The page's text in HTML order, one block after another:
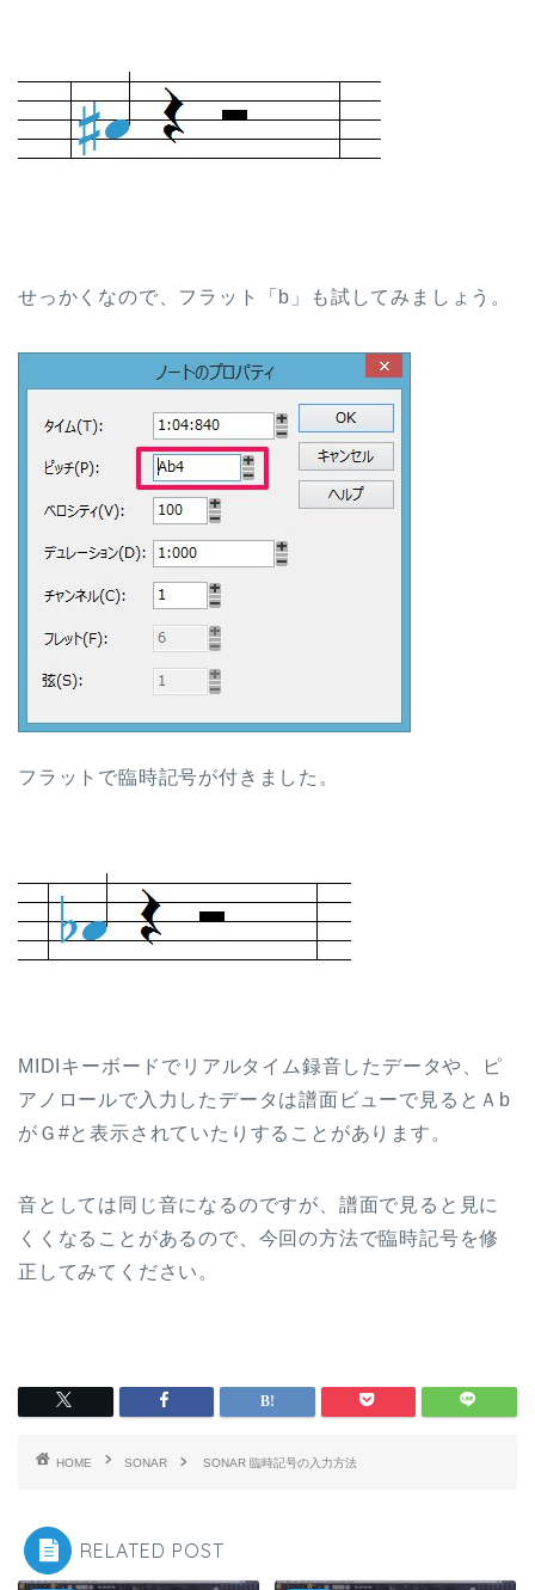
せっかくなので、フラット「b」も試してみましょう。
フラットで臨時記号が付きました。
MIDIキーボードでリアルタイム録音したデータや、ピ
アノロールで入力したデータは譜面ビューで見るとＡb
がＧ#と表示されていたりすることがあります。
音としては同じ音になるのですが、譜面で見ると見に
くくなることがあるので、今回の方法で臨時記号を修
正してみてください。
HOME SONAR SONAR 臨時記号の入力方法
RELATED POST